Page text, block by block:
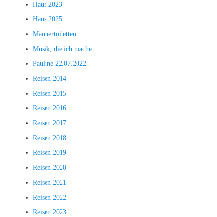
Haus 2023
Haus 2025
Männertoiletten
Musik, die ich mache
Pauline 22.07.2022
Reisen 2014
Reisen 2015
Reisen 2016
Reisen 2017
Reisen 2018
Reisen 2019
Reisen 2020
Reisen 2021
Reisen 2022
Reisen 2023